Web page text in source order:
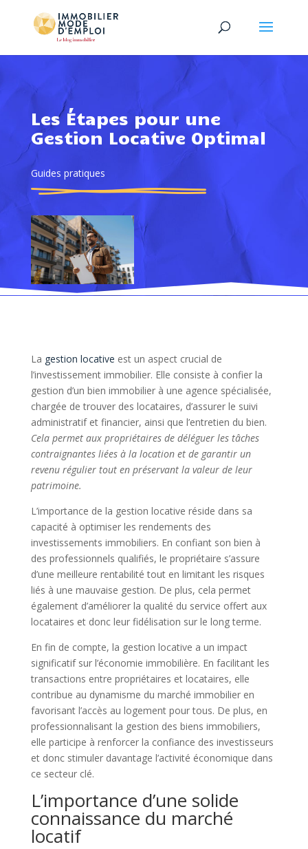
Les Étapes pour une
Gestion Locative Optimal
Guides pratiques
La gestion locative est un aspect crucial de
l’investissement immobilier. Elle consiste à confier la
gestion d’un bien immobilier à une agence spécialisée,
chargée de trouver des locataires, d’assurer le suivi
administratif et financier, ainsi que l’entretien du bien.
Cela permet aux propriétaires de déléguer les tâches
contraignantes liées à la location et de garantir un
revenu régulier tout en préservant la valeur de leur
patrimoine.
L’importance de la gestion locative réside dans sa
capacité à optimiser les rendements des
investissements immobiliers. En confiant son bien à
des professionnels qualifiés, le propriétaire s’assure
d’une meilleure rentabilité tout en limitant les risques
liés à une mauvaise gestion. De plus, cela permet
également d’améliorer la qualité du service offert aux
locataires et donc leur fidélisation sur le long terme.
En fin de compte, la gestion locative a un impact
significatif sur l’économie immobilière. En facilitant les
transactions entre propriétaires et locataires, elle
contribue au dynamisme du marché immobilier en
favorisant l’accès au logement pour tous. De plus, en
professionnalisant la gestion des biens immobiliers,
elle participe à renforcer la confiance des investisseurs
et donc stimuler davantage l’activité économique dans
ce secteur clé.
L’importance d’une solide
connaissance du marché
locatif